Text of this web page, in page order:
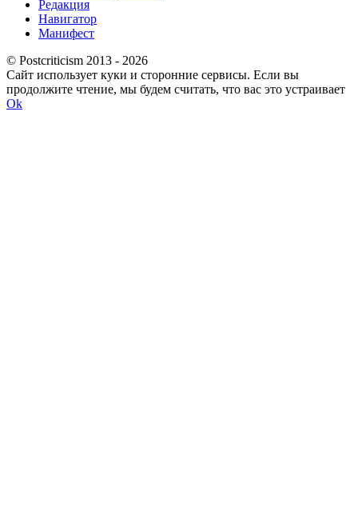
Редакция
Навигатор
Манифест
© Postcriticism 2013 - 2026
Сайт использует куки и сторонние сервисы. Если вы
продолжите чтение, мы будем считать, что вас это устраивает
Ok